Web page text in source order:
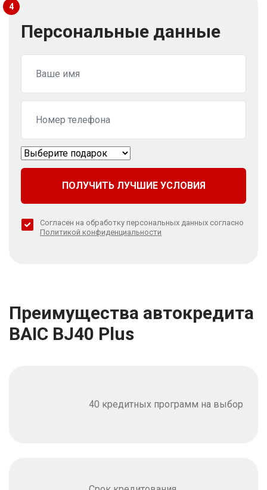
4
Персональные данные
ПОЛУЧИТЬ ЛУЧШИЕ УСЛОВИЯ
Согласен на обработку персональных данных согласно
Политикой конфиденциальности
Преимущества автокредита
BAIC BJ40 Plus
40 кредитных программ на выбор